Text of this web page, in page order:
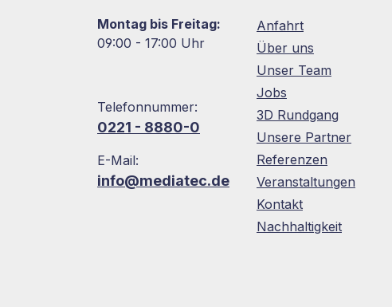
Montag bis Freitag:
09:00 - 17:00 Uhr
Telefonnummer:
0221 - 8880-0
E-Mail:
info@mediatec.de
Anfahrt
Über uns
Unser Team
Jobs
3D Rundgang
Unsere Partner
Referenzen
Veranstaltungen
Kontakt
Nachhaltigkeit